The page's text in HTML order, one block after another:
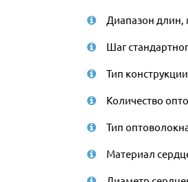
Диапазон длин,
Шаг
Тип
Количество
Тип
Материал